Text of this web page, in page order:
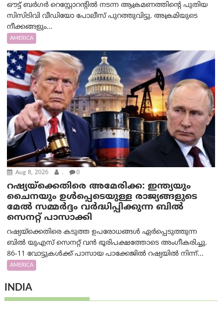
ഔട്ട് ബർഗർ റെസ്റ്റോറന്റിൽ നടന്ന ആക്രമണത്തിന്റെ പുതിയ
സിസിടിവി വീഡിയോ പോലീസ് പുറത്തുവിട്ടു. അക്രമിയുടെ
നീക്കങ്ങളും...
AMERICA
Aug 8, 2026 . 0
റഷ്യയ്‌ക്കെതിരെ അമേരിക്ക: ഇന്ത്യയും
ചൈനയും ഉൾപ്പെടെയുള്ള രാജ്യങ്ങളുടെ
മേൽ സമ്മർദ്ദം വർദ്ധിപ്പിക്കുന്ന ബിൽ
സെനറ്റ് പാസാക്കി
റഷ്യയ്‌ക്കെതിരെ കടുത്ത ഉപരോധങ്ങൾ ഏർപ്പെടുത്തുന്ന
ബിൽ യുഎസ് സെനറ്റ് വൻ ഭൂരിപക്ഷത്തോടെ അംഗീകരിച്ചു.
86-11 വോട്ടുകൾക്ക് പാസായ പാക്കേജിൽ റഷ്യയിൽ നിന്ന്...
AMERICA
INDIA